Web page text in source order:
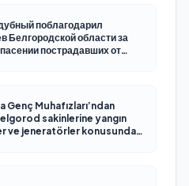
поблагодарил
Белгородской области за
пострадавших от
Genç Muhafızları’ndan
sakinlerine yangın
ve jeneratörler konusunda